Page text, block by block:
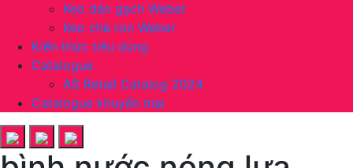
Keo dán gạch Weber
Keo chà ron Weber
Kiến thức tiêu dùng
Catalogue
AS Retail Catalog 2024
Catalogue khuyến mại